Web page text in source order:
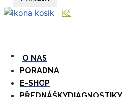
Kč
O NAS
PORADNA
E-SHOP